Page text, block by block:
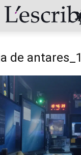
de antares_1